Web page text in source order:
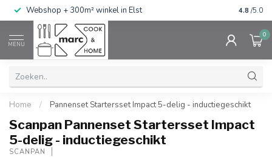
Webshop + 300m² winkel in Elst Gratis
4.8 /5.0
MENU
0
Home / Pannenset Startersset Impact 5-delig - inductiegeschikt
Scanpan Pannenset Startersset Impact
5-delig - inductiegeschikt
SCANPAN